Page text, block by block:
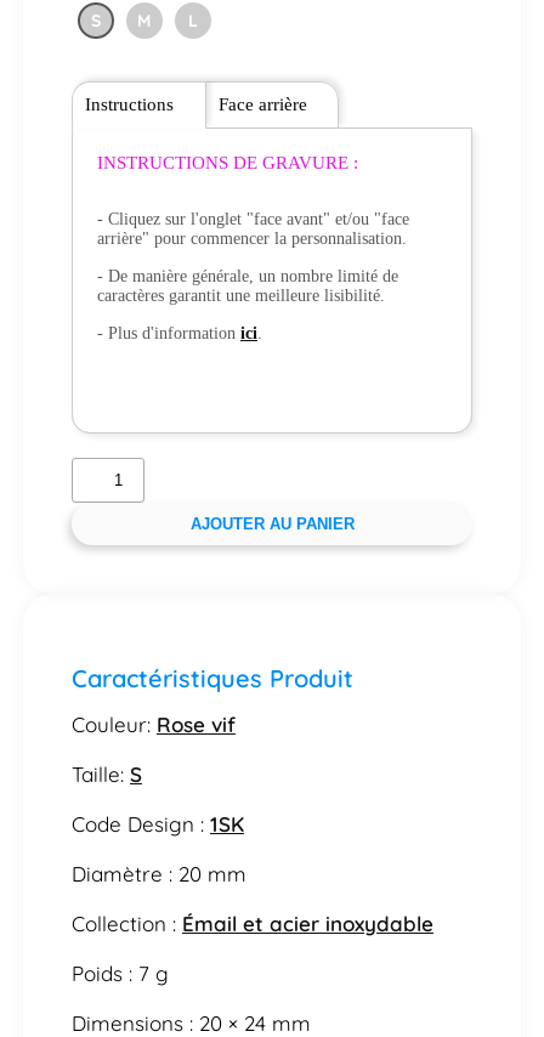
S M L
Instructions
INSTRUCTIONS DE GRAVURE :
- Cliquez sur l'onglet "face avant" et/ou "face
arrière" pour commencer la personnalisation.
- De manière générale, un nombre limité de
caractères garantit une meilleure lisibilité.
- Plus d'information ici.
Face arrière
AJOUTER AU PANIER
Caractéristiques Produit
Couleur: Rose vif
Taille: S
Code Design : 1SK
Diamètre : 20 mm
Collection : Émail et acier inoxydable
Poids : 7 g
Dimensions : 20 × 24 mm